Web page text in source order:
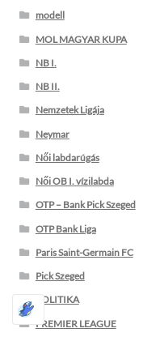
modell
MOL MAGYAR KUPA
NB I.
NB II.
Nemzetek Ligája
Neymar
Női labdarúgás
Női OB I. vízilabda
OTP – Bank Pick Szeged
OTP Bank Liga
Paris Saint-Germain FC
Pick Szeged
POLITIKA
PREMIER LEAGUE